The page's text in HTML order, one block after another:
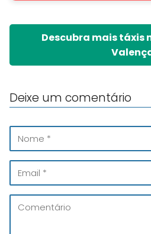
Descubra mais táxis
Deixe um comentário